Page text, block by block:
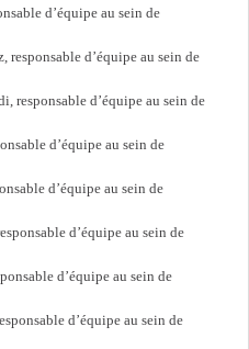
d’équipe au sein de
responsable d’équipe au sein de
responsable d’équipe au sein de
d’équipe au sein de
d’équipe au sein de
d’équipe au sein de
d’équipe au sein de
d’équipe au sein de